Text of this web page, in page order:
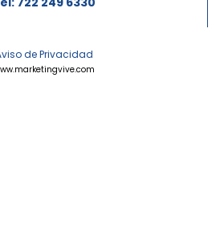
de Privacidad